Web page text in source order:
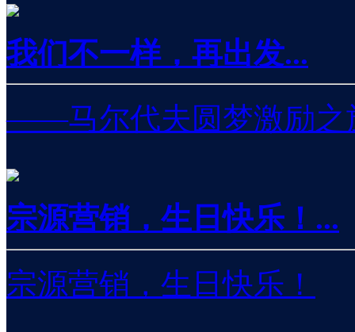
我们不一样，再出发...
——马尔代夫圆梦激励之
宗源营销，生日快乐！...
宗源营销，生日快乐！